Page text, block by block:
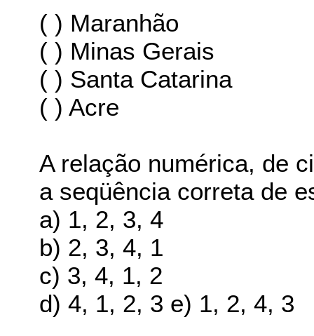
( ) Maranhão
( ) Minas Gerais
( ) Santa Catarina
( ) Acre
A relação numérica, de
a seqüência correta de
a) 1, 2, 3, 4
b) 2, 3, 4, 1
c) 3, 4, 1, 2
d) 4, 1, 2, 3 e) 1, 2, 4, 3